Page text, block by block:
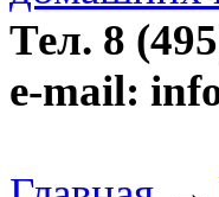
Тел. 8
e-mail: